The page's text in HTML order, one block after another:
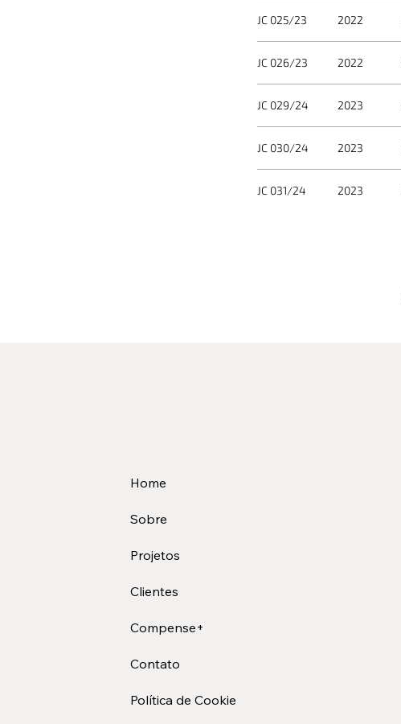
JC 025/23 2022
JC 026/23 2022
JC 029/24 2023
JC 030/24 2023
JC 031/24 2023
Home
Sobre
Projetos
Clientes
Compense+
Contato
Política de Cookie